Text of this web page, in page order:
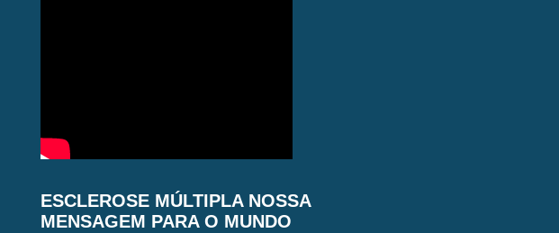
ESCLEROSE MÚLTIPLA NOSSA
MENSAGEM PARA O MUNDO